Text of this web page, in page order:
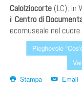
Calolziocorte (LC), in
il Centro di
ecomuseale nel cuore
Pieghevole
Stampa
Email